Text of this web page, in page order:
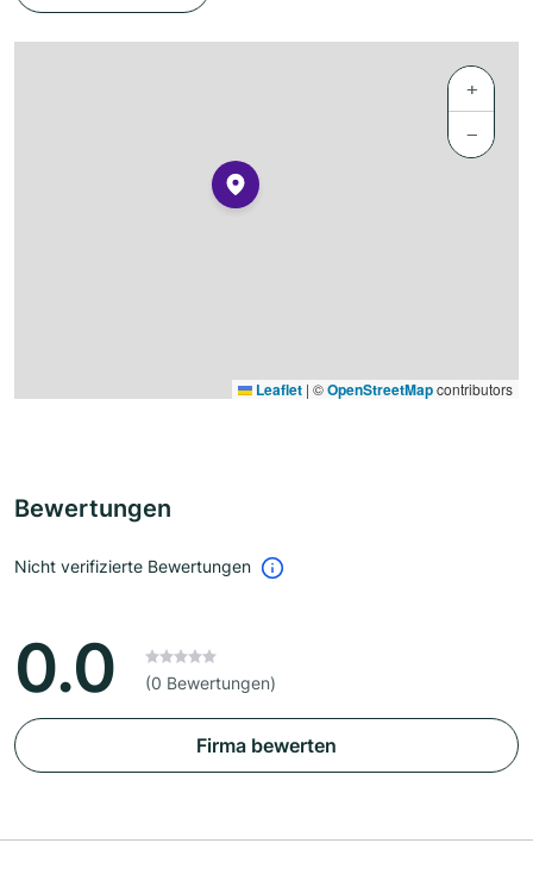
+
−
Leaflet | ©OpenStreetMapcontributors
Bewertungen
Nicht verifizierte Bewertungen
0.0 (0 Bewertungen)
Firma bewerten